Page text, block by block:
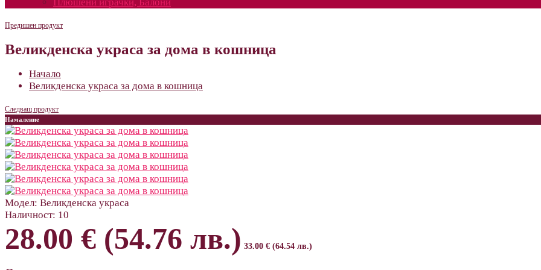
Предишен продукт
Великденска украса за дома в кошница
Начало
Великденска украса за дома в кошница
Следващ продукт
Намаление
Модел: Великденска украса
Наличност: 10
28.00 € (54.76 лв.) 33.00 € (64.54 лв.)